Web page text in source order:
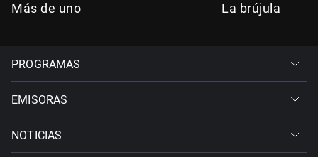
Más de uno La brújula
PROGRAMAS
EMISORAS
NOTICIAS